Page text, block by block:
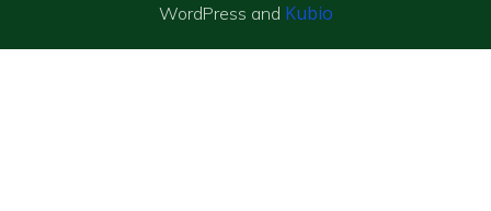
WordPress and Kubio